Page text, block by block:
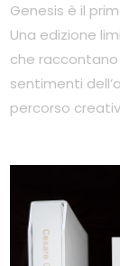
Genesis è il
Una edizione
che raccontano
sentimenti
percorso